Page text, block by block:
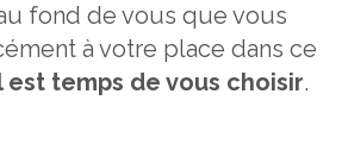
fond de vous que vous
à votre place dans ce
est temps de vous choisir.